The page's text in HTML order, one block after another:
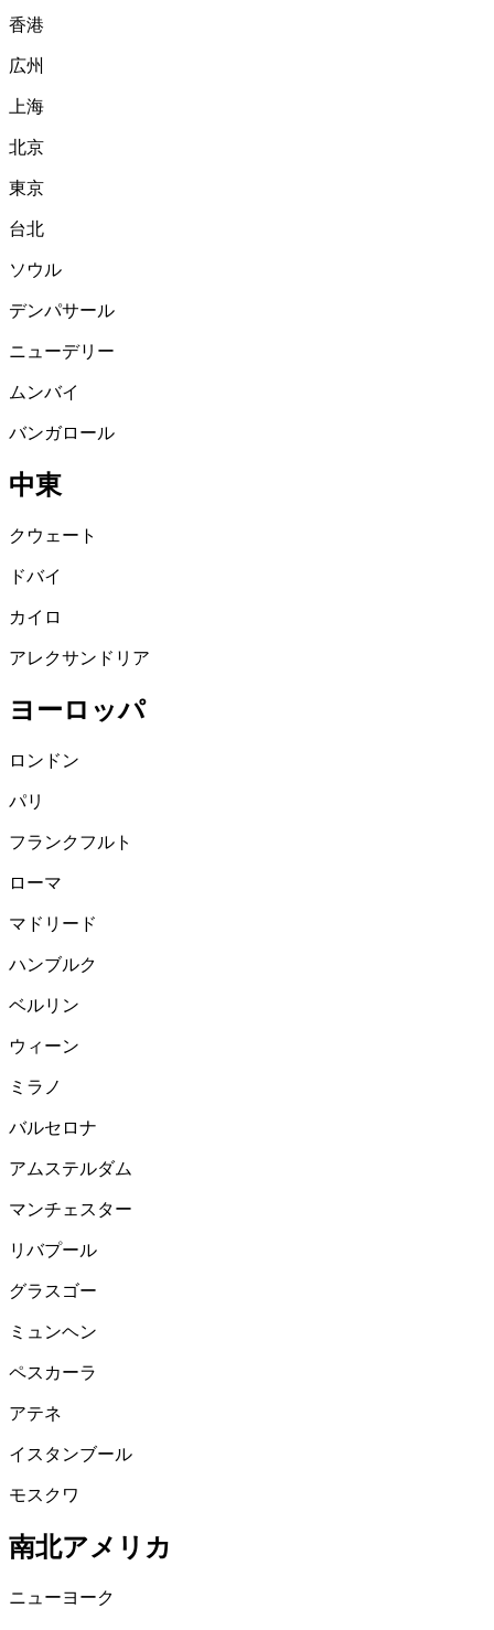
香港
広州
上海
北京
東京
台北
ソウル
デンパサール
ニューデリー
ムンバイ
バンガロール
中東
クウェート
ドバイ
カイロ
アレクサンドリア
ヨーロッパ
ロンドン
パリ
フランクフルト
ローマ
マドリード
ハンブルク
ベルリン
ウィーン
ミラノ
バルセロナ
アムステルダム
マンチェスター
リバプール
グラスゴー
ミュンヘン
ペスカーラ
アテネ
イスタンブール
モスクワ
南北アメリカ
ニューヨーク